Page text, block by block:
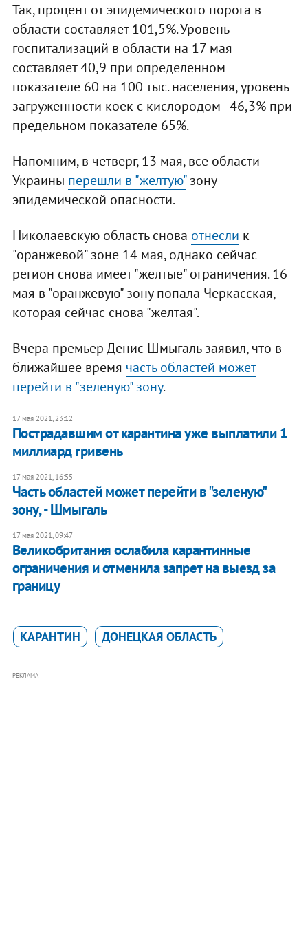
Так, процент от эпидемического порога в
области составляет 101,5%. Уровень
госпитализаций в области на 17 мая
составляет 40,9 при определенном
показателе 60 на 100 тыс. населения, уровень
загруженности коек с кислородом - 46,3% при
предельном показателе 65%.
Напомним, в четверг, 13 мая, все области
Украины перешли в "желтую"зону
эпидемической опасности.
Николаевскую область снова отнесли к
"оранжевой" зоне 14 мая, однако сейчас
регион снова имеет "желтые" ограничения. 16
мая в "оранжевую" зону попала Черкасская,
которая сейчас снова "желтая".
Вчера премьер Денис Шмыгаль заявил, что в
ближайшее время часть областей может
перейти в "зеленую" зону.
17 мая 2021, 23:12
Пострадавшим от карантина уже выплатили 1
миллиард гривень
17 мая 2021, 16:55
Часть областей может перейти в "зеленую"
зону, - Шмыгаль
17 мая 2021, 09:47
Великобритания ослабила карантинные
ограничения и отменила запрет на выезд за
границу
КАРАНТИН ДОНЕЦКАЯ ОБЛАСТЬ
РЕКЛАМА